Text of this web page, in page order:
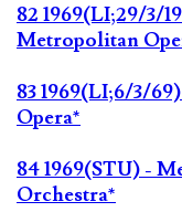
82 1969(LI;29/3/
Metropolitan
83 1969(LI;6/3/
Opera*
84 1969(STU) -
Orchestra*